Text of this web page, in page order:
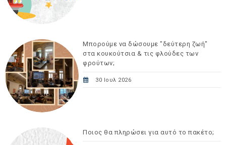
Μπορούμε να δώσουμε "δεύτερη ζωή"
στα κουκούτσια & τις φλούδες των
φρούτων;
30 Ιουλ 2026
Ποιος θα πληρώσει για αυτό το πακέτο;